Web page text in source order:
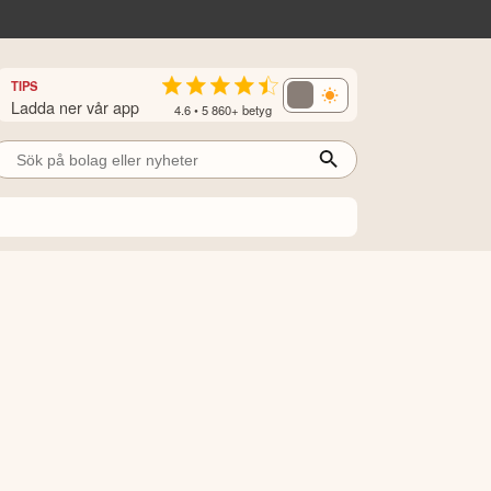
TIPS
Ladda ner vår app 4.6 • 5 860+ betyg